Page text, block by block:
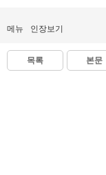
메뉴 인장보기
목록 본문